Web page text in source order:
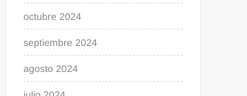
octubre 2024
septiembre 2024
agosto 2024